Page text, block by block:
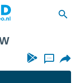
...